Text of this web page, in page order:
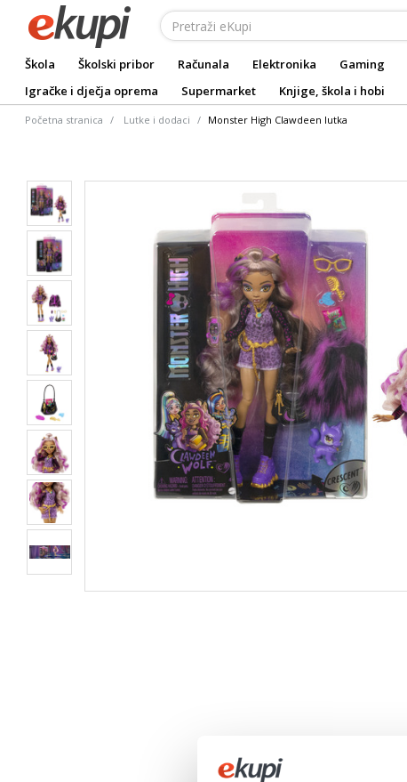
Škola Školski pribor Računala Elektronika Gaming
Igračke i dječja oprema
Supermarket Knjige, škola i hobi
Početna stranica Lutke i dodaci Monster High Clawdeen lutka